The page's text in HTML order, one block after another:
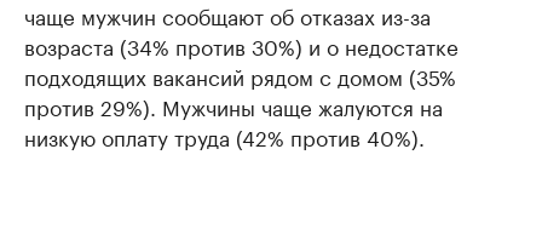
чаще мужчин сообщают об отказах из-за
возраста (34% против 30%) и о недостатке
подходящих вакансий рядом с домом (35%
против 29%). Мужчины чаще жалуются на
низкую оплату труда (42% против 40%).